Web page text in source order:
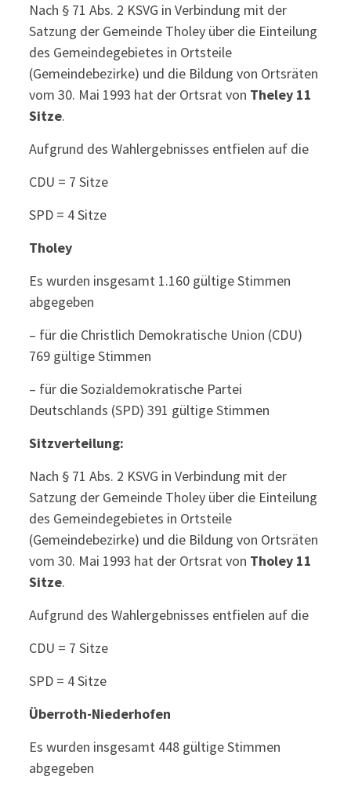
Nach § 71 Abs. 2 KSVG in Verbindung mit der
Satzung der Gemeinde Tholey über die Einteilung
des Gemeindegebietes in Ortsteile
(Gemeindebezirke) und die Bildung von Ortsräten
vom 30. Mai 1993 hat der Ortsrat von Theley 11
Sitze.
Aufgrund des Wahlergebnisses entfielen auf die
CDU = 7 Sitze
SPD = 4 Sitze
Tholey
Es wurden insgesamt 1.160 gültige Stimmen
abgegeben
– für die Christlich Demokratische Union (CDU)
769 gültige Stimmen
– für die Sozialdemokratische Partei
Deutschlands (SPD) 391 gültige Stimmen
Sitzverteilung:
Nach § 71 Abs. 2 KSVG in Verbindung mit der
Satzung der Gemeinde Tholey über die Einteilung
des Gemeindegebietes in Ortsteile
(Gemeindebezirke) und die Bildung von Ortsräten
vom 30. Mai 1993 hat der Ortsrat von Tholey 11
Sitze.
Aufgrund des Wahlergebnisses entfielen auf die
CDU = 7 Sitze
SPD = 4 Sitze
Überroth-Niederhofen
Es wurden insgesamt 448 gültige Stimmen
abgegeben